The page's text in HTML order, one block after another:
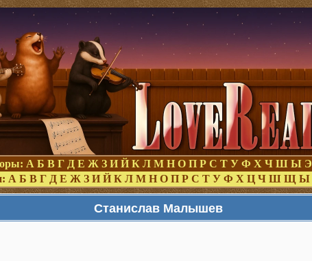
А Б В Г Д Е Ж З И Й К Л М Н О П Р С Т У Ф Х Ч Ш Ы Э
А Б В Г Д Е Ж З И Й К Л М Н О П Р С Т У Ф Х Ц Ч Ш Щ Ы
Станислав Малышев